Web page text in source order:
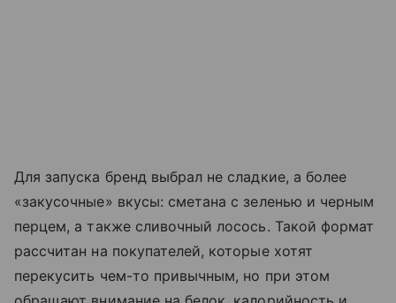
Для запуска бренд выбрал не сладкие, а более
«закусочные» вкусы: сметана с зеленью и черным
перцем, а также сливочный лосось. Такой формат
рассчитан на покупателей, которые хотят
перекусить чем-то привычным, но при этом